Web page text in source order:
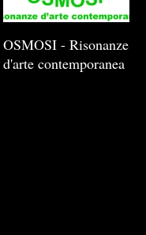
OSMOSI - Risonanze
d'arte contemporanea